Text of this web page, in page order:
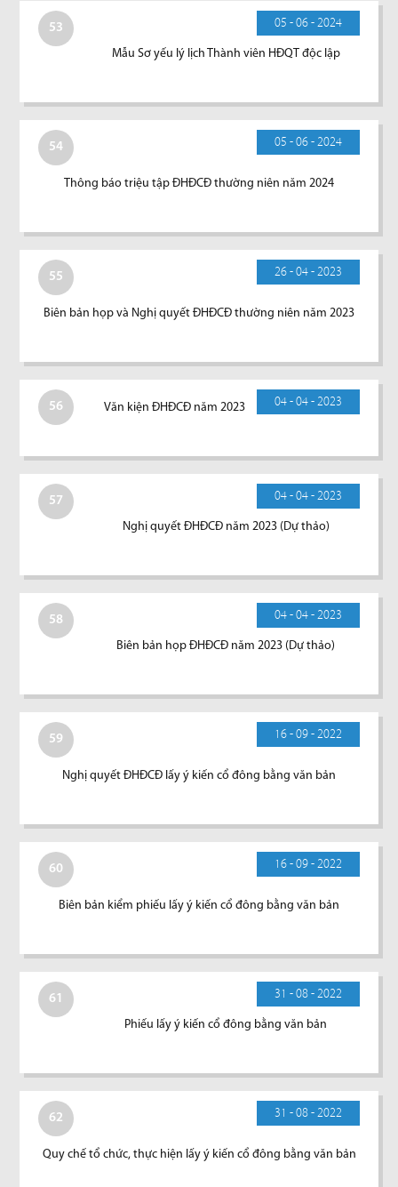
53 05 - 06 - 2024
Mẫu Sơ yếu lý lịch Thành viên HĐQT độc lập
54 05 - 06 - 2024
Thông báo triệu tập ĐHĐCĐ thường niên năm 2024
55 26 - 04 - 2023
Biên bản họp và Nghị quyết ĐHĐCĐ thường niên năm 2023
56 04 - 04 - 2023
Văn kiện ĐHĐCĐ năm 2023
57 04 - 04 - 2023
Nghị quyết ĐHĐCĐ năm 2023 (Dự thảo)
58 04 - 04 - 2023
Biên bản họp ĐHĐCĐ năm 2023 (Dự thảo)
59 16 - 09 - 2022
Nghị quyết ĐHĐCĐ lấy ý kiến cổ đông bằng văn bản
60 16 - 09 - 2022
Biên bản kiểm phiếu lấy ý kiến cổ đông bằng văn bản
61 31 - 08 - 2022
Phiếu lấy ý kiến cổ đông bằng văn bản
62 31 - 08 - 2022
Quy chế tổ chức, thực hiện lấy ý kiến cổ đông bằng văn bản